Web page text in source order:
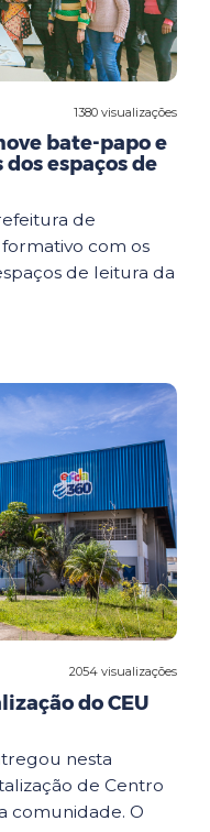
1380 visualizações
bate-papo e
espaços de
de
com os
de leitura da
2054 visualizações
do CEU
nesta
de Centro
comunidade. O